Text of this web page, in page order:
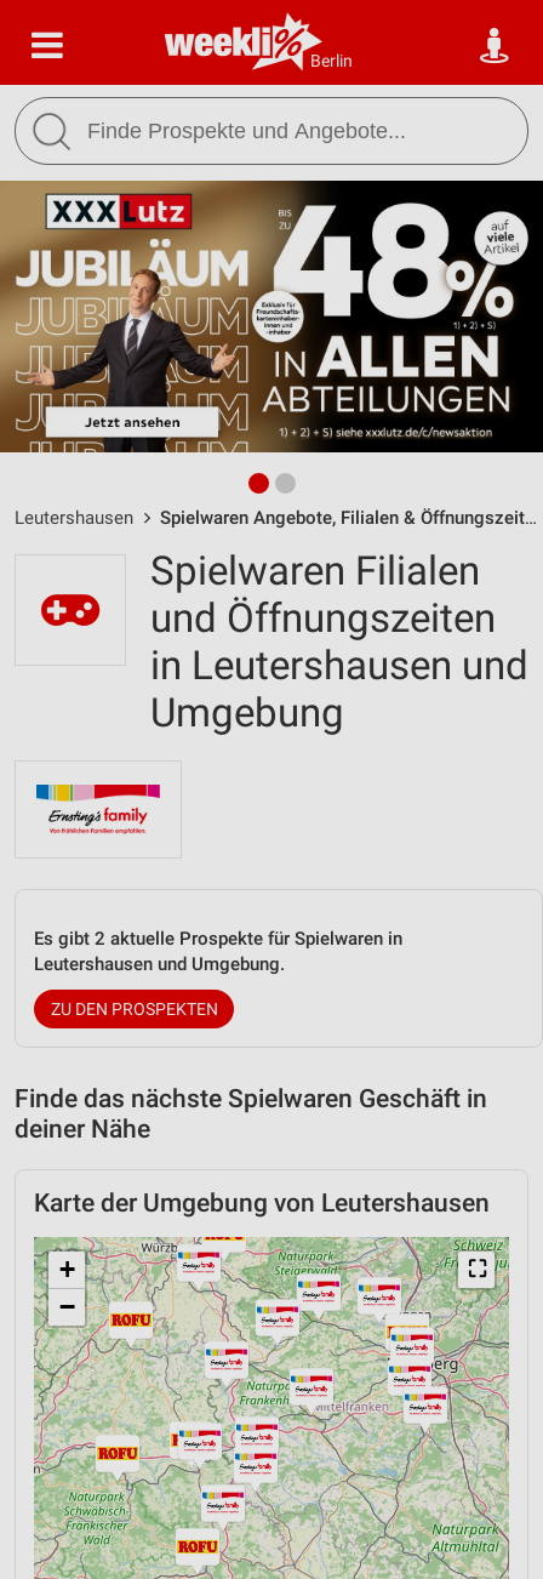
Berlin
Leutershausen Spielwaren Angebote, Filialen & Öffnungszeiten
Spielwaren Filialen
und Öffnungszeiten
in Leutershausen und
Umgebung
Es gibt 2 aktuelle Prospekte für Spielwaren in
Leutershausen und Umgebung.
ZU DEN PROSPEKTEN
Finde das nächste Spielwaren Geschäft in
deiner Nähe
Karte der Umgebung von Leutershausen
⛶
+
−